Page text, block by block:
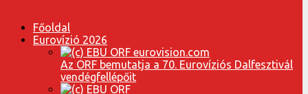
Főoldal
Eurovízió 2026
Az ORF bemutatja a 70. Eurovíziós Dalfesztivál
vendégfellépőit